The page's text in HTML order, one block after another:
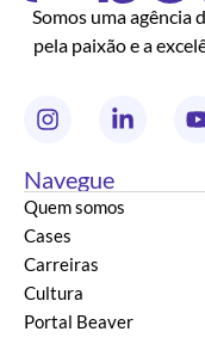
Somos uma agência
pela paixão e a
Navegue
Quem somos
Cases
Carreiras
Cultura
Portal Beaver